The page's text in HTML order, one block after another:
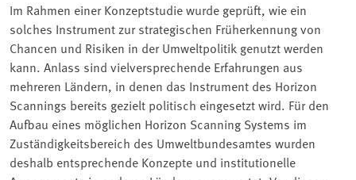
Im Rahmen einer Konzeptstudie wurde geprüft, wie ein
solches Instrument zur strategischen Früherkennung von
Chancen und Risiken in der Umweltpolitik genutzt werden
kann. Anlass sind vielversprechende Erfahrungen aus
mehreren Ländern, in denen das Instrument des Horizon
Scannings bereits gezielt politisch eingesetzt wird. Für den
Aufbau eines möglichen Horizon Scanning Systems im
Zuständigkeitsbereich des Umweltbundesamtes wurden
deshalb entsprechende Konzepte und institutionelle